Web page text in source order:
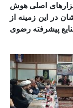
اصلی هوش
در این زمینه از
پیشرفته رضوی